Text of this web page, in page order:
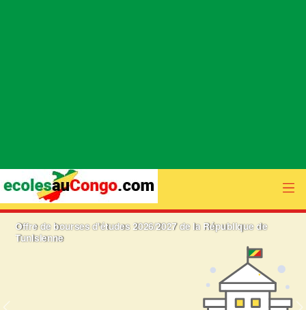
Offre de bourses d'études 2026/2027 de la République de
Tunisienne